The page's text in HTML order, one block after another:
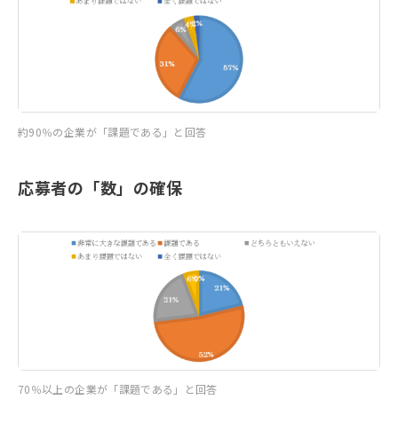
約90％の企業が「課題である」と回答
応募者の「数」の確保
70％以上の企業が「課題である」と回答